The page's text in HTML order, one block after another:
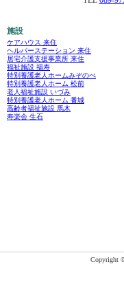
施設
ケアハウス 来住
ヘルパーステーション 来住
居宅介護支援事業所 来住
福祉施設 福寿
特別養護老人ホームみぞのべ
特別養護老人ホーム 松前
老人福祉施設 いづみ
特別養護老人ホーム 番城
高齢者福祉施設 馬木
寿楽会 生石
Copyright